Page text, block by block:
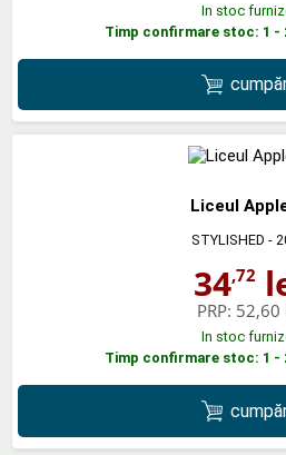
In stoc
Timp confirmare stoc: 1 -
Liceul
STYLISHED -
34,72
PRP: 52,60
In stoc
Timp confirmare stoc: 1 -